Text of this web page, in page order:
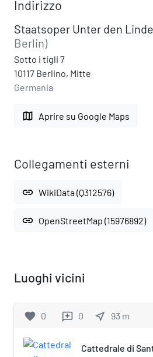
Indirizzo
Staatsoper Unter den
Berlin)
Sotto i tigli 7
10117 Berlino, Mitte
Germania
map Aprire su Google Maps
Collegamenti esterni
link WikiData (Q312576)
link OpenStreetMap (15976892)
Luoghi vicini
favorite 0 reviews 0 near_me 93 m
Cattedrale di